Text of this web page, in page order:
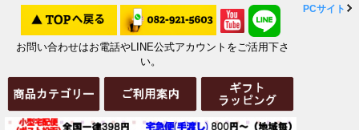
お問い合わせはお電話やLINE公式アカウントをご活用下さ
い。
PCサイト